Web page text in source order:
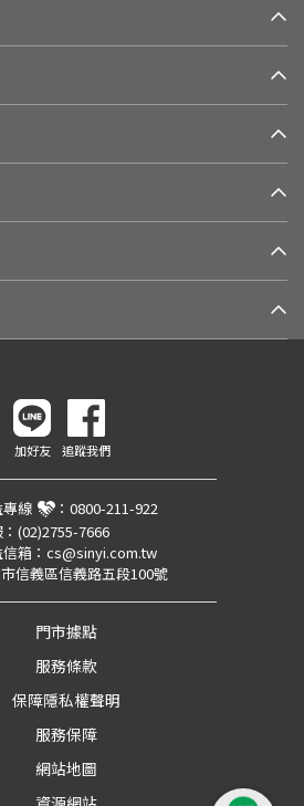
加好友 追蹤我們
線 ： 0800-211-922
(02)2755-7666
箱： cs@sinyi.com.tw
信義區信義路五段100號
門市據點
服務條款
保障隱私權聲明
服務保障
網站地圖